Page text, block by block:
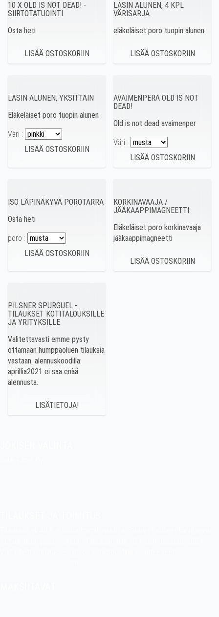
10 X OLD IS NOT DEAD! -
SIIRTOTATUOINTI
Osta heti
LASIN ALUNEN, 4 KPL
VÄRISARJA
eläkeläiset poro tuopin alunen
LASIN ALUNEN, YKSITTÄIN
Eläkeläiset poro tuopin alunen
Väri :
AVAIMENPERÄ OLD IS NOT
DEAD!
Old is not dead avaimenper
Väri :
ISO LÄPINÄKYVÄ POROTARRA
Osta heti
poro :
KORKINAVAAJA /
JÄÄKAAPPIMAGNEETTI
Eläkeläiset poro korkinavaaja
jääkaappimagneetti
PILSNER SPURGUEL -
TILAUKSET KOTITALOUKSILLE
JA YRITYKSILLE
Valitettavasti emme pysty
ottamaan humppaoluen tilauksia
vastaan. alennuskoodilla:
aprillia2021 ei saa enää
alennusta.
LISÄTIETOJA!